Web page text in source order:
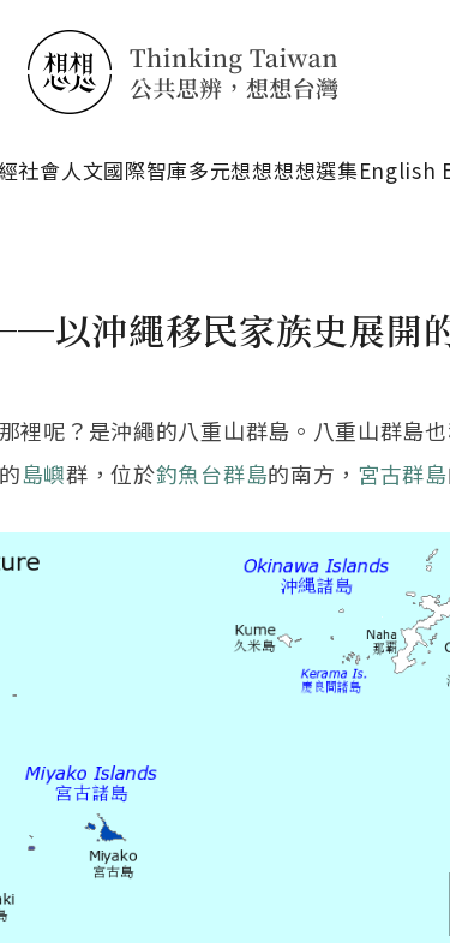
社會人文國際智庫多元想想想想選集English
以沖繩移民家族史展開
裡呢？是沖繩的八重山群島。八重山群島
島嶼群，位於釣魚台群島的南方， 宮古群島